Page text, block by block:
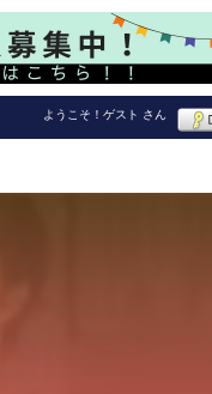
ようこそ！ ゲスト さん